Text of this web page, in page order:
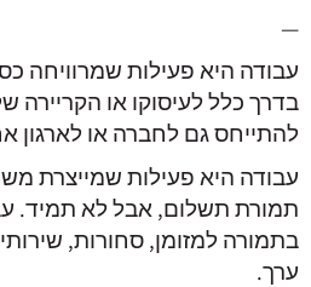
—
עבודה היא פעילות שמרוויחה
בדרך כלל לעיסוקו או הקריירה
להתייחס גם לחברה או לארגון
עבודה היא פעילות שמייצרת
תמורת תשלום, אבל לא תמיד.
בתמורה למזומן, סחורות,
ערך.